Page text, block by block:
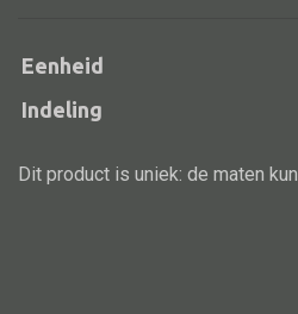
Alle banken
Eenheid
Indeling
Dit product is uniek: de maten